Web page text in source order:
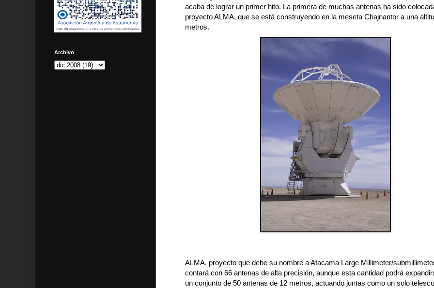
acaba de lograr un primer hito. La primera de muchas antenas ha sido
proyecto ALMA, que se está construyendo en la meseta Chajnantor a una
metros.
ALMA, proyecto que debe su nombre a Atacama Large Millimeter/
contará con 66 antenas de alta precisión, aunque esta cantidad podrá
un conjunto de 50 antenas de 12 metros, actuando juntas como un solo
Archivo